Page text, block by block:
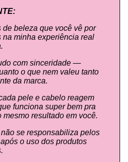
de beleza que você vê por
na minha experiência real
com sinceridade —
o que nem valeu tanto
da marca.
pele e cabelo reagem
funciona super bem pra
mesmo resultado em você.
se responsabiliza pelos
o uso dos produtos